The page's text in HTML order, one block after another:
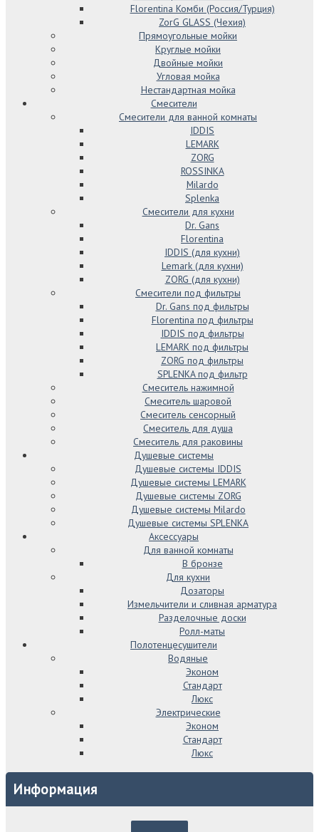
Florentina Комби (Россия/Турция)
ZorG GLASS (Чехия)
Прямоугольные мойки
Круглые мойки
Двойные мойки
Угловая мойка
Нестандартная мойка
Смесители
Смесители для ванной комнаты
IDDIS
LEMARK
ZORG
ROSSINKA
Milardo
Splenka
Смесители для кухни
Dr. Gans
Florentina
IDDIS (для кухни)
Lemark (для кухни)
ZORG (для кухни)
Смесители под фильтры
Dr. Gans под фильтры
Florentina под фильтры
IDDIS под фильтры
LEMARK под фильтры
ZORG под фильтры
SPLENKA под фильтр
Смеситель нажимной
Смеситель шаровой
Смеситель сенсорный
Смеситель для душа
Смеситель для раковины
Душевые системы
Душевые системы IDDIS
Душевые системы LEMARK
Душевые системы ZORG
Душевые системы Milardo
Душевые системы SPLENKA
Аксессуары
Для ванной комнаты
В бронзе
Для кухни
Дозаторы
Измельчители и сливная арматура
Разделочные доски
Ролл-маты
Полотенцесушители
Водяные
Эконом
Стандарт
Люкс
Электрические
Эконом
Стандарт
Люкс
Информация